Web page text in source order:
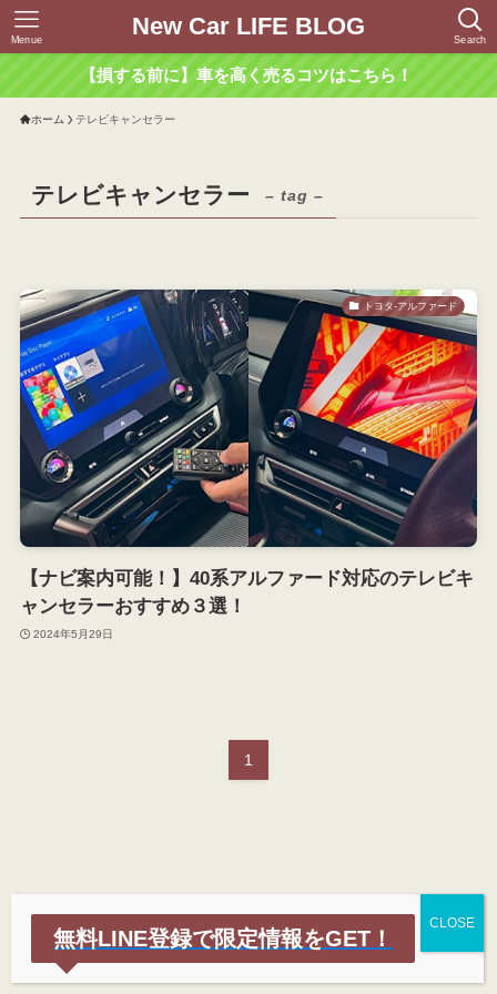
New Car LIFE BLOG Search
Menue
【損する前に】車を高く売るコツはこちら！
ホーム テレビキャンセラー
テレビキャンセラー – tag –
トヨタ-アルファード
【ナビ案内可能！】40系アルファード対応のテレビキ
ャンセラーおすすめ３選！
2024年5月29日
1
無料LINE登録で限定情報をGET！